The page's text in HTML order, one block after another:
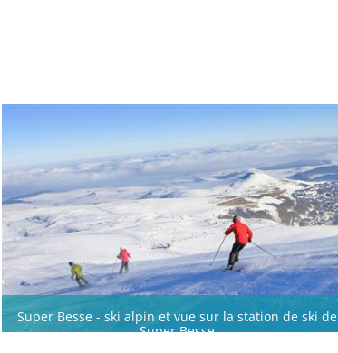
Super Besse - ski alpin et vue sur la station de ski de
Super Besse